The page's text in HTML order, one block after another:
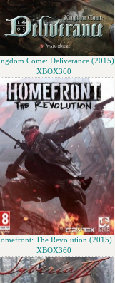
Come: Deliverance (2015)
XBOX360
The Revolution (2015)
XBOX360